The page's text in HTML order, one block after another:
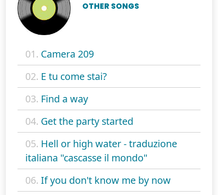
OTHER SONGS
01. Camera 209
02. E tu come stai?
03. Find a way
04. Get the party started
05. Hell or high water - traduzione
italiana "cascasse il mondo"
06. If you don't know me by now